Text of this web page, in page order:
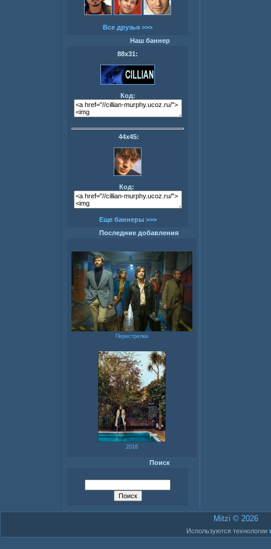
Все друзья >>>
Наш баннер
88х31:
Код:
44х45:
Код:
Еще баннеры >>>
Последние добавления
Перестрелка
2016
Поиск
Mitzi © 2026
Используются технологии